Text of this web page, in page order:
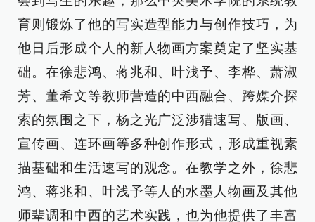
育则锻炼了他的写实造型能力与创作技巧，为
他日后形成个人的新人物画方案奠定了坚实基
础。在徐悲鸿、蒋兆和、叶浅予、李桦、萧淑
芳、董希文等教师营造的中西融合、跨媒介探
索的氛围之下，杨之光广泛涉猎速写、版画、
宣传画、连环画等多种创作形式，形成重视素
描基础和生活速写的观念。在教学之外，徐悲
鸿、蒋兆和、叶浅予等人的水墨人物画及其他
师辈调和中西的艺术实践，也为他提供了丰富